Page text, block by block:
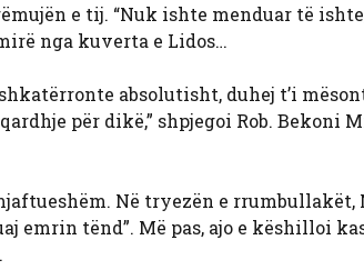
e tij. “Nuk ishte menduar të
nga kuverta e Lidos…
absolutisht, duhej t’i
për dikë,” shpjegoi Rob. Bekoni
Në tryezën e rrumbullakët,
emrin tënd”. Më pas, ajo e këshilloi